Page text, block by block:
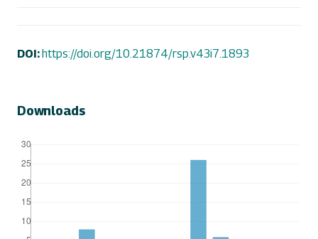
DOI:https://doi.org/10.21874/rsp.v43i7.1893
Downloads